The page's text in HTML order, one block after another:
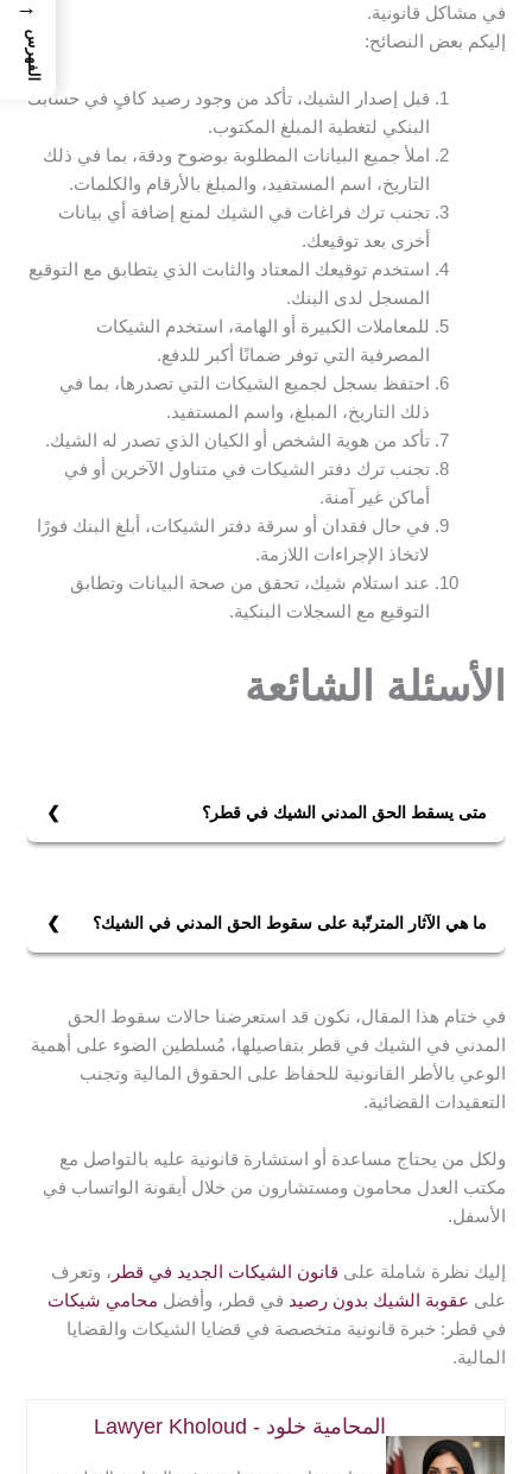
في مشاكل قانونية.
إليكم بعض النصائح:
قبل إصدار الشيك، تأكد من وجود رصيد كافٍ في حسابك
البنكي لتغطية المبلغ المكتوب.
املأ جميع البيانات المطلوبة بوضوح ودقة، بما في ذلك
التاريخ، اسم المستفيد، والمبلغ بالأرقام والكلمات.
تجنب ترك فراغات في الشيك لمنع إضافة أي بيانات
أخرى بعد توقيعك.
استخدم توقيعك المعتاد والثابت الذي يتطابق مع التوقيع
المسجل لدى البنك.
للمعاملات الكبيرة أو الهامة، استخدم الشيكات
المصرفية التي توفر ضمانًا أكبر للدفع.
احتفظ بسجل لجميع الشيكات التي تصدرها، بما في
ذلك التاريخ، المبلغ، واسم المستفيد.
تأكد من هوية الشخص أو الكيان الذي تصدر له الشيك.
تجنب ترك دفتر الشيكات في متناول الآخرين أو في
أماكن غير آمنة.
في حال فقدان أو سرقة دفتر الشيكات، أبلغ البنك فورًا
لاتخاذ الإجراءات اللازمة.
عند استلام شيك، تحقق من صحة البيانات وتطابق
التوقيع مع السجلات البنكية.
الأسئلة الشائعة
متى يسقط الحق المدني الشيك في قطر؟
من قانون التجارة القطري.
ما هي الآثار المترتّبة على سقوط الحق المدني في الشيك؟
هذا يعني أن الدائن لا يستطيع تحصيل الدين من خلال
الإجراءات القانونية، ويصبح الشيك بلا قيمة تنفيذية في
المحاكم.
في ختام هذا المقال، نكون قد استعرضنا حالات سقوط الحق
المدني في الشيك في قطر بتفاصيلها، مُسلطين الضوء على أهمية
الوعي بالأطر القانونية للحفاظ على الحقوق المالية وتجنب
التعقيدات القضائية.
ولكل من يحتاج مساعدة أو استشارة قانونية عليه بالتواصل مع
مكتب العدل محامون ومستشارون من خلال أيقونة الواتساب في
الأسفل.
إليك نظرة شاملة على قانون الشيكات الجديد في قطر ، وتعرف
على عقوبة الشيك بدون رصيد في قطر، وأفضل محامي شيكات
في قطر: خبرة قانونية متخصصة في قضايا الشيكات والقضايا
المالية.
المحامية خلود - Lawyer Kholoud
→
الفهرس